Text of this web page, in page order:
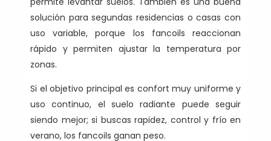
solución para segundas residencias o casas con
uso variable, porque los fancoils reaccionan
rápido y permiten ajustar la temperatura por
zonas.
Si el objetivo principal es confort muy uniforme y
uso continuo, el suelo radiante puede seguir
siendo mejor; si buscas rapidez, control y frío en
verano, los fancoils ganan peso.